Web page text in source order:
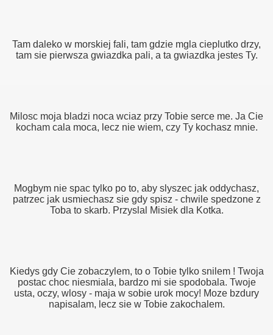
Tam daleko w morskiej fali, tam gdzie mgla cieplutko drzy,
tam sie pierwsza gwiazdka pali, a ta gwiazdka jestes Ty.
Milosc moja bladzi noca wciaz przy Tobie serce me. Ja Cie
kocham cala moca, lecz nie wiem, czy Ty kochasz mnie.
Mogbym nie spac tylko po to, aby slyszec jak oddychasz,
patrzec jak usmiechasz sie gdy spisz - chwile spedzone z
Toba to skarb. Przyslal Misiek dla Kotka.
Kiedys gdy Cie zobaczylem, to o Tobie tylko snilem ! Twoja
postac choc niesmiala, bardzo mi sie spodobala. Twoje
usta, oczy, wlosy - maja w sobie urok mocy! Moze bzdury
napisalam, lecz sie w Tobie zakochalem.